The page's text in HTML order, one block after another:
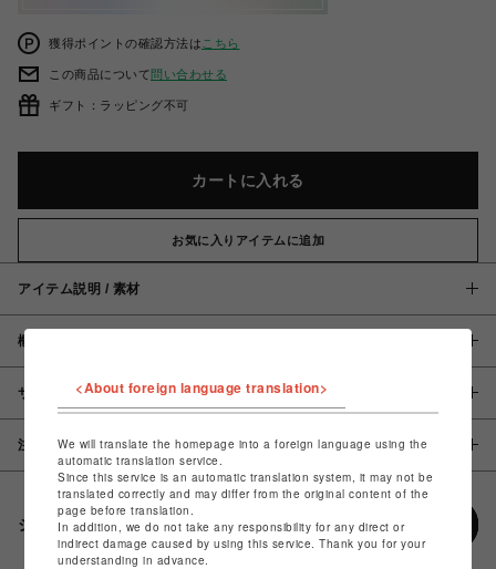
獲得ポイントの確認方法は こちら
この商品について問い合わせる
ギフト：ラッピング不可
カートに入れる
お気に入りアイテムに追加
アイテム説明 / 素材
概要
サイズ
注意事項
シェアする
<About foreign language translation>
We will translate the homepage into a foreign language using the
automatic translation service.
Since this service is an automatic translation system, it may not be
translated correctly and may differ from the original content of the
page before translation.
In addition, we do not take any responsibility for any direct or
indirect damage caused by using this service. Thank you for your
understanding in advance.